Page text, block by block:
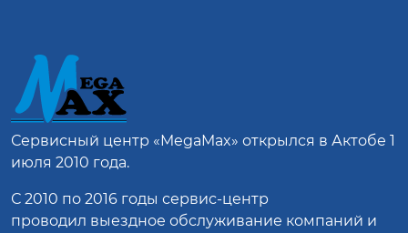
Сервисный центр «MegaMax» открылся в Актобе 1
июля 2010 года.
С 2010 по 2016 годы сервис-центр
проводил выездное обслуживание компаний и